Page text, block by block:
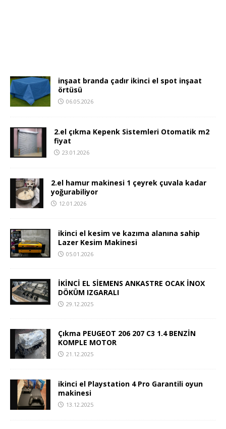
inşaat branda çadır ikinci el spot inşaat
örtüsü
06.05.2026
2.el çıkma Kepenk Sistemleri Otomatik m2
fiyat
23.01.2026
2.el hamur makinesi 1 çeyrek çuvala kadar
yoğurabiliyor
12.01.2026
ikinci el kesim ve kazıma alanına sahip
Lazer Kesim Makinesi
05.01.2026
İKİNCİ EL SİEMENS ANKASTRE OCAK İNOX
DÖKÜM IZGARALI
29.12.2025
Çıkma PEUGEOT 206 207 C3 1.4 BENZİN
KOMPLE MOTOR
21.12.2025
ikinci el Playstation 4 Pro Garantili oyun
makinesi
13.12.2025